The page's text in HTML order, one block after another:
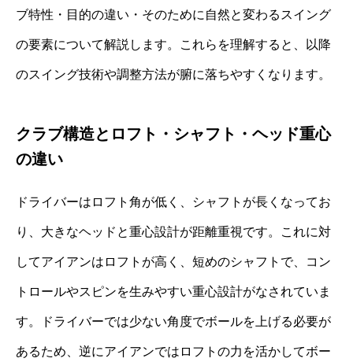
ブ特性・目的の違い・そのために自然と変わるスイング
の要素について解説します。これらを理解すると、以降
のスイング技術や調整方法が腑に落ちやすくなります。
クラブ構造とロフト・シャフト・ヘッド重心
の違い
ドライバーはロフト角が低く、シャフトが長くなってお
り、大きなヘッドと重心設計が距離重視です。これに対
してアイアンはロフトが高く、短めのシャフトで、コン
トロールやスピンを生みやすい重心設計がなされていま
す。ドライバーでは少ない角度でボールを上げる必要が
あるため、逆にアイアンではロフトの力を活かしてボー